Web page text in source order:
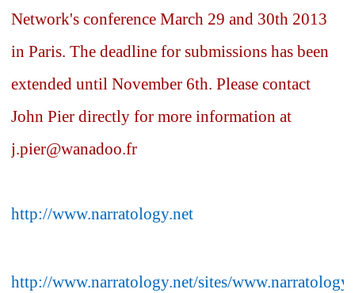
Network's conference March 29 and 30th 2013
in Paris. The deadline for submissions has been
extended until November 6th. Please contact
John Pier directly for more information at
j.pier@wanadoo.fr
http://www.narratology.net
http://www.narratology.net/sites/